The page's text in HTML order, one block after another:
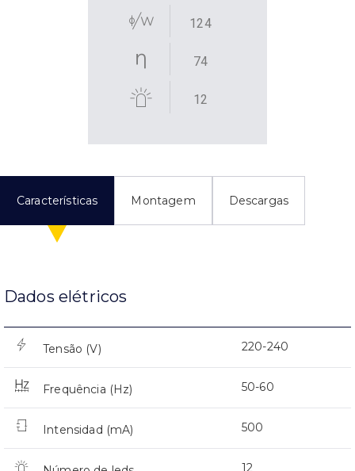
124
74
12
Características Montagem Descargas
Dados elétricos
Tensão (V) 220-240
Frequência (Hz) 50-60
Intensidad (mA) 500
12